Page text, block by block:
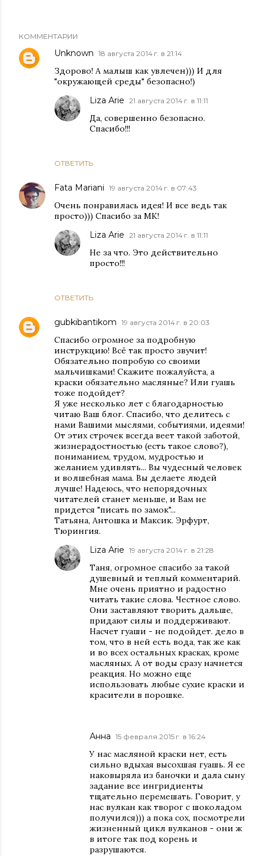
КОММЕНТАРИИ
Unknown 18 августа 2014 г. в 21:14
Здорово! А малыш как увлечен))) И для
"окружающей среды" безопасно!)
ОТВЕТИТЬ
Liza Arie 21 августа 2014 г. в 11:11
Да, совершенно безопасно.
Спасибо!!!
Fata Mariani 19 августа 2014 г. в 07:43
Очень понравилась идея! И все ведь так
просто))) Спасибо за МК!
ОТВЕТИТЬ
Liza Arie 21 августа 2014 г. в 11:11
Не за что. Это действительно
просто!!!
gubkibantikom 19 августа 2014 г. в 20:03
Спасибо огромное за подробную
инструкцию! Всё так просто звучит!
Обязательно попробую со своими
мальчишками! Скажите пожалуйста, а
краски обязательно масляные? Или гуашь
тоже подойдет?
Я уже несколько лет с благодарностью
читаю Ваш блог. Спасибо, что делитесь с
нами Вашими мыслями, событиями, идеями!
От этих строчек всегда веет такой заботой,
жизнерадостностью (есть такое слово?),
пониманием, трудом, мудростью и
желанием удивлять... Вы чудесный человек
и волшебная мама. Вы делаете людей
лучше! Надеюсь, что непорядочных
читателей станет меньше, и Вам не
придется "писать по замок"...
Татьяна, Антошка и Максик. Эрфурт,
Тюрингия.
Liza Arie 19 августа 2014 г. в 21:28
Таня, огромное спасибо за такой
душевный и теплый комментарий.
Мне очень приятно и радостно
читать такие слова. Честное слово.
Они заставляют творить дальше,
придают силы и поддерживают.
Насчет гуаши - не подойдет. дело в
том, что в ней есть вода, так же как
и во всех остальных красках, кроме
масляных. А от воды сразу начнется
реакция. Но можно еще
использовать любые сухие краски и
красители в порошке.
Анна 15 февраля 2015 г. в 16:24
У нас масляной краски нет, есть
сильно вдыхая высохшая гуашь. Я ее
наковыряла из баночки и дала сыну
задание все ингридиенты
тщательно перемешать. Говорит, у
нас вулкан как творог с шоколадом
получился))) а пока сох, посмотрели
жизненный цикл вулканов - они ж
в итоге так под корень и
разрушаются.